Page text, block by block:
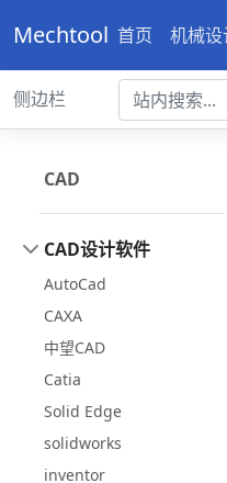
Mechtool 首页 机械
侧边栏
CAD
CAD设计软件
AutoCad
CAXA
中望CAD
Catia
Solid Edge
solidworks
inventor